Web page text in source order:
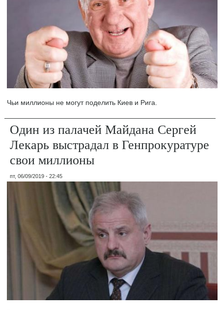
Чьи миллионы не могут поделить Киев и Рига.
Один из палачей Майдана Сергей
Лекарь выстрадал в Генпрокуратуре
свои миллионы
пт, 06/09/2019 - 22:45